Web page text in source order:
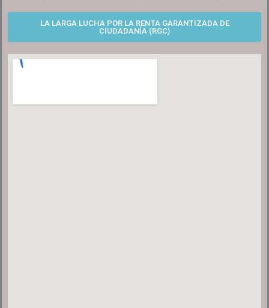
LA LARGA LUCHA POR LA RENTA GARANTIZADA DE
CIUDADANÍA (RGC)